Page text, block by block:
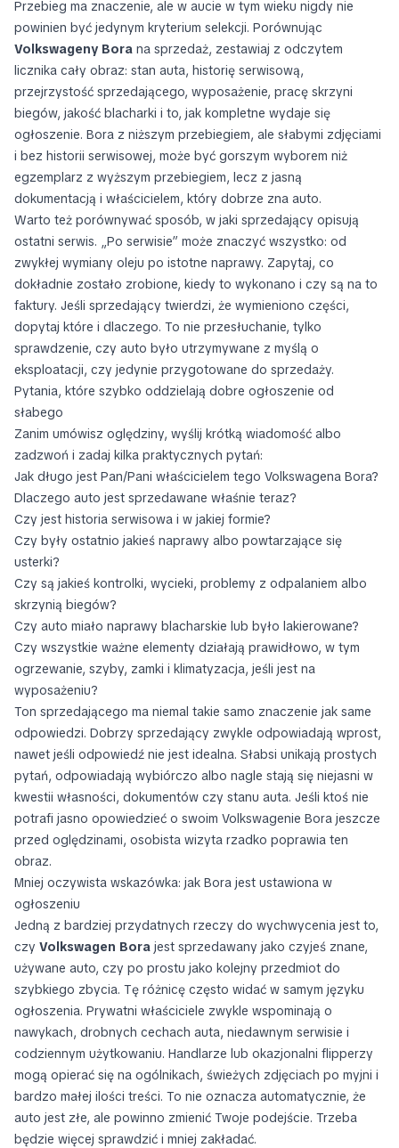
Przebieg ma znaczenie, ale w aucie w tym wieku nigdy nie
powinien być jedynym kryterium selekcji. Porównując
Volkswageny Bora na sprzedaż, zestawiaj z odczytem
licznika cały obraz: stan auta, historię serwisową,
przejrzystość sprzedającego, wyposażenie, pracę skrzyni
biegów, jakość blacharki i to, jak kompletne wydaje się
ogłoszenie. Bora z niższym przebiegiem, ale słabymi zdjęciami
i bez historii serwisowej, może być gorszym wyborem niż
egzemplarz z wyższym przebiegiem, lecz z jasną
dokumentacją i właścicielem, który dobrze zna auto.
Warto też porównywać sposób, w jaki sprzedający opisują
ostatni serwis. „Po serwisie” może znaczyć wszystko: od
zwykłej wymiany oleju po istotne naprawy. Zapytaj, co
dokładnie zostało zrobione, kiedy to wykonano i czy są na to
faktury. Jeśli sprzedający twierdzi, że wymieniono części,
dopytaj które i dlaczego. To nie przesłuchanie, tylko
sprawdzenie, czy auto było utrzymywane z myślą o
eksploatacji, czy jedynie przygotowane do sprzedaży.
Pytania, które szybko oddzielają dobre ogłoszenie od
słabego
Zanim umówisz oględziny, wyślij krótką wiadomość albo
zadzwoń i zadaj kilka praktycznych pytań:
Jak długo jest Pan/Pani właścicielem tego Volkswagena Bora?
Dlaczego auto jest sprzedawane właśnie teraz?
Czy jest historia serwisowa i w jakiej formie?
Czy były ostatnio jakieś naprawy albo powtarzające się
usterki?
Czy są jakieś kontrolki, wycieki, problemy z odpalaniem albo
skrzynią biegów?
Czy auto miało naprawy blacharskie lub było lakierowane?
Czy wszystkie ważne elementy działają prawidłowo, w tym
ogrzewanie, szyby, zamki i klimatyzacja, jeśli jest na
wyposażeniu?
Ton sprzedającego ma niemal takie samo znaczenie jak same
odpowiedzi. Dobrzy sprzedający zwykle odpowiadają wprost,
nawet jeśli odpowiedź nie jest idealna. Słabsi unikają prostych
pytań, odpowiadają wybiórczo albo nagle stają się niejasni w
kwestii własności, dokumentów czy stanu auta. Jeśli ktoś nie
potrafi jasno opowiedzieć o swoim Volkswagenie Bora jeszcze
przed oględzinami, osobista wizyta rzadko poprawia ten
obraz.
Mniej oczywista wskazówka: jak Bora jest ustawiona w
ogłoszeniu
Jedną z bardziej przydatnych rzeczy do wychwycenia jest to,
czy Volkswagen Bora jest sprzedawany jako czyjeś znane,
używane auto, czy po prostu jako kolejny przedmiot do
szybkiego zbycia. Tę różnicę często widać w samym języku
ogłoszenia. Prywatni właściciele zwykle wspominają o
nawykach, drobnych cechach auta, niedawnym serwisie i
codziennym użytkowaniu. Handlarze lub okazjonalni flipperzy
mogą opierać się na ogólnikach, świeżych zdjęciach po myjni i
bardzo małej ilości treści. To nie oznacza automatycznie, że
auto jest złe, ale powinno zmienić Twoje podejście. Trzeba
będzie więcej sprawdzić i mniej zakładać.